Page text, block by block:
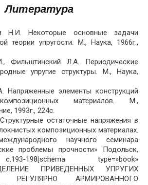
Литература
Н.И. Некоторые основные задачи
теории упругости. М., Наука, 1966г.,
Фильштинский Л.А. Периодические
упругие структуры. М., Наука,
Напряженные элементы конструкций
материалов. М.,
1993г., 224с.
остаточные напряжения в
композиционных материалах.
научного семинара
проблемы прочности» Подольск,
198[schema type=»book»
ПРИВЕДЕННЫХ УПРУГИХ
РЕГУЛЯРНО АРМИРОВАННОГО